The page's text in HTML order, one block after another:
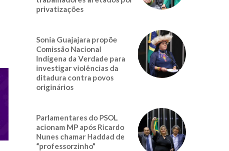
privatizações
Sonia Guajajara propõe
Comissão Nacional
Indígena da Verdade para
investigar violências da
ditadura contra povos
originários
Parlamentares do PSOL
acionam MP após Ricardo
Nunes chamar Haddad de
“professorzinho”